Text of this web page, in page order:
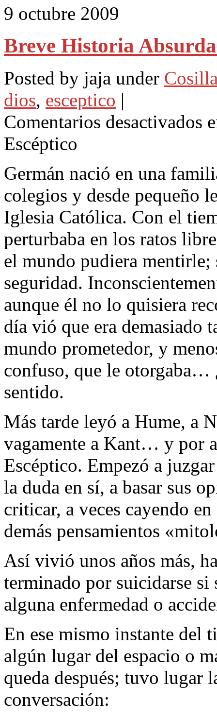
9 octubre 2009
Breve Historia
Posted by jaja under
dios, esceptico |
Comentarios desactivados
Escéptico
Germán nació en una
colegios y desde pequeño
Iglesia Católica. Con el
perturbaba en los ratos
el mundo pudiera mentirle;
seguridad.
aunque él no lo quisiera
día vió que era demasiado
mundo prometedor, y
confuso, que le otorgaba…
sentido.
Más tarde leyó a Hume, a
vagamente a Kant… y por
Escéptico. Empezó a
la duda en sí, a basar sus
criticar, a veces cayendo
demás pensamientos
Así vivió unos años más,
terminado por suicidarse
alguna enfermedad o
En ese mismo instante del
algún lugar del espacio o
queda después; tuvo lugar
conversación: